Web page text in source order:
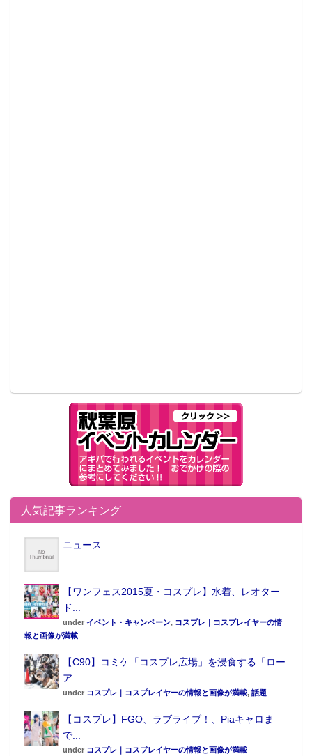
人気記事ランキング
ニュース
【ワンフェス2015夏・コスプレ】水着、レオター
ド...
under イベント・キャンペーン, コスプレ｜コスプレイヤーの情
報と画像が満載
【C90】コミケ「コスプレ広場」を浸食する「ロー
ア...
under コスプレ｜コスプレイヤーの情報と画像が満載, 話題
【コスプレ】FGO、ラブライブ！、Piaキャロま
で...
under コスプレ｜コスプレイヤーの情報と画像が満載